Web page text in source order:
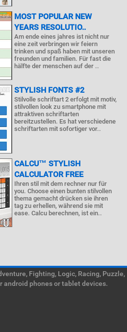
MOST POPULAR NEW
YEARS RESOLUTIO..
Am ende eines jahres ist nicht nur
eine zeit verbringen wir feiern
trinken und spaß haben mit unseren
freunden und familien. Für fast die
hälfte der menschen auf der ..
STYLISH FONTS #2
Stilvolle schriftart 2 erfolgt mit motiv,
stilvollen look zu smartphone mit
attraktiven schriftarten
bereitzustellen. Es hat verschiedene
schriftarten mit sofortiger vor..
CALCU™ STYLISH
CALCULATOR FREE
Ihren stil mit dem rechner nur für
you. Choose einen bunten stilvollen
thema gemacht drücken sie ihren
tag zu erhellen, während sie mit
ease. Calcu berechnen, ist ein..
Fighting, Logic, Racing, Puzzle,
android phones or tablet devices.